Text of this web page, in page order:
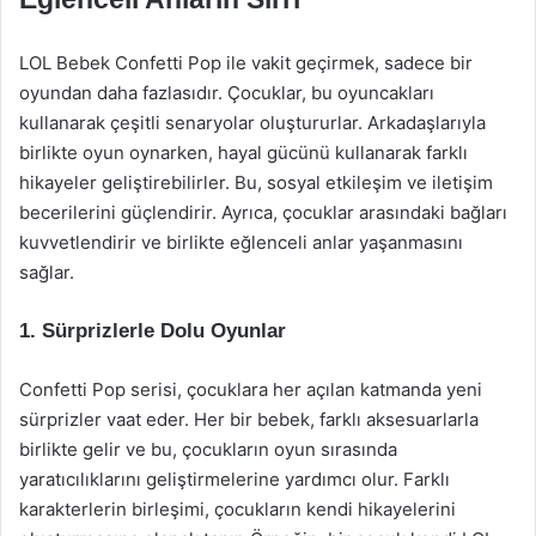
LOL Bebek Confetti Pop ile vakit geçirmek, sadece bir
oyundan daha fazlasıdır. Çocuklar, bu oyuncakları
kullanarak çeşitli senaryolar oluştururlar. Arkadaşlarıyla
birlikte oyun oynarken, hayal gücünü kullanarak farklı
hikayeler geliştirebilirler. Bu, sosyal etkileşim ve iletişim
becerilerini güçlendirir. Ayrıca, çocuklar arasındaki bağları
kuvvetlendirir ve birlikte eğlenceli anlar yaşanmasını
sağlar.
1. Sürprizlerle Dolu Oyunlar
Confetti Pop serisi, çocuklara her açılan katmanda yeni
sürprizler vaat eder. Her bir bebek, farklı aksesuarlarla
birlikte gelir ve bu, çocukların oyun sırasında
yaratıcılıklarını geliştirmelerine yardımcı olur. Farklı
karakterlerin birleşimi, çocukların kendi hikayelerini